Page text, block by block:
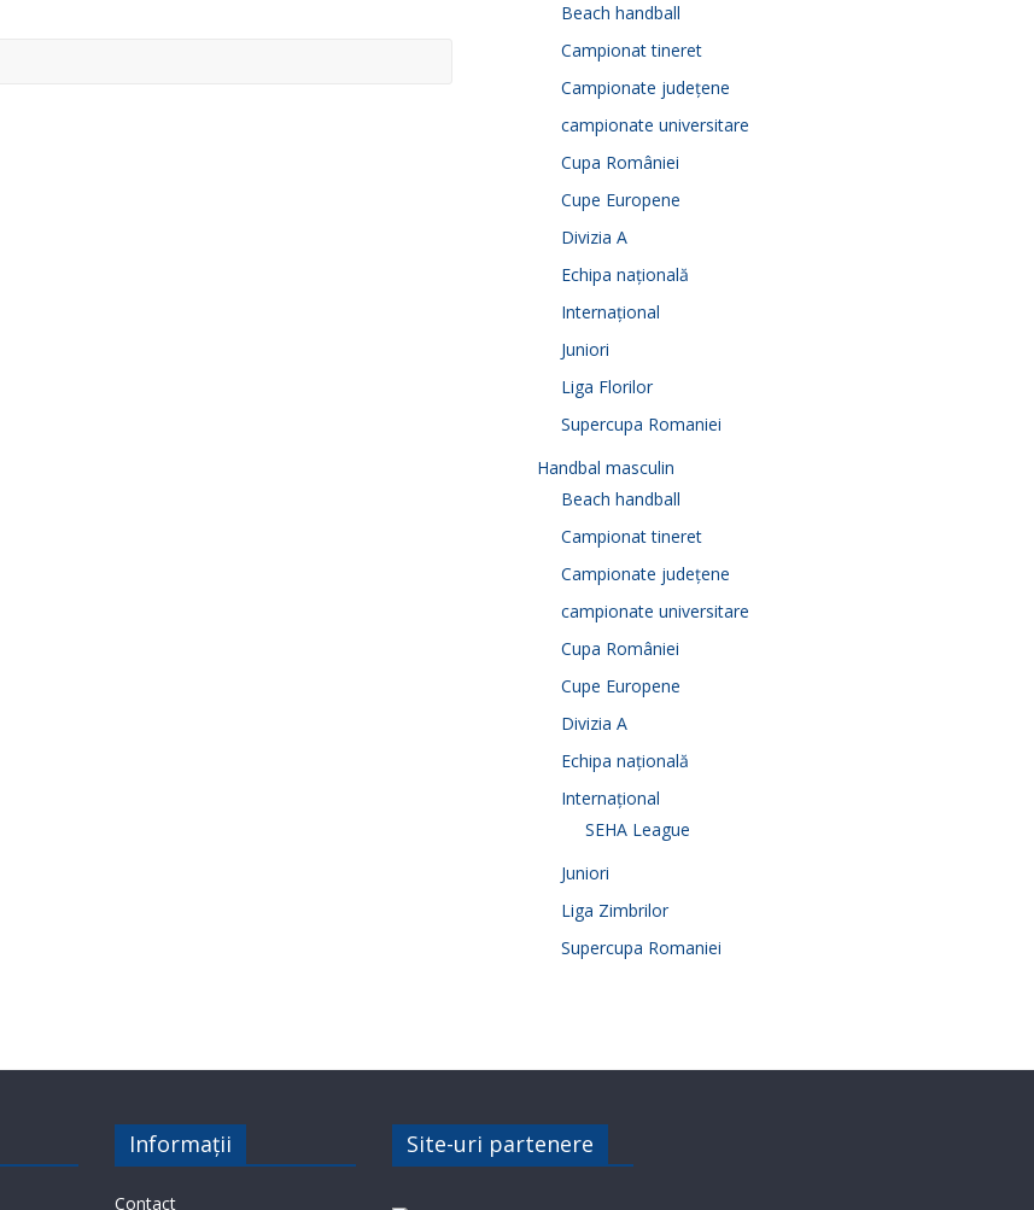
Beach handball
Campionat tineret
Campionate județene
campionate universitare
Cupa României
Cupe Europene
Divizia A
Echipa națională
Internațional
Juniori
Liga Florilor
Supercupa Romaniei
Handbal masculin
Beach handball
Campionat tineret
Campionate județene
campionate universitare
Cupa României
Cupe Europene
Divizia A
Echipa națională
Internațional
SEHA League
Juniori
Liga Zimbrilor
Supercupa Romaniei
Informații
Contact
Site-uri partenere